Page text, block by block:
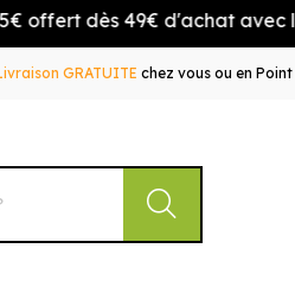
dès 49€ d'achat avec le code
GRATUITE chez vous ou en
pharmacie en ligne à votre